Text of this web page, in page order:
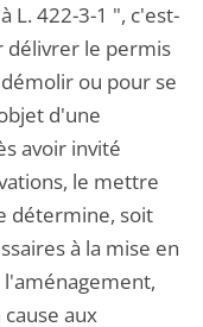
L. 422-3-1 ", c'est-
le permis
ou pour se
d'une
avoir invité
le mettre
détermine, soit
à la mise en
aux